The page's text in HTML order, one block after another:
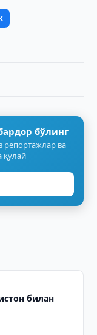
бўлинг
репортажлар ва
қулай
билан